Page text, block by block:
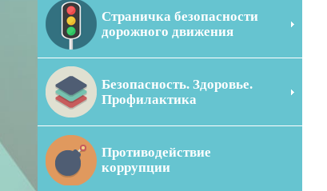
Страничка безопасности
дорожного движения
Безопасность. Здоровье.
Профилактика
Противодействие
коррупции